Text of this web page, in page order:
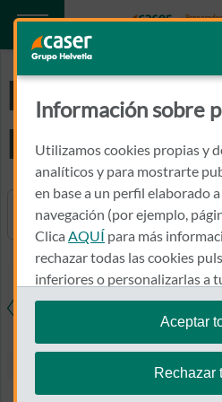
Preguntas
Frecuentes
Buscador
Salud Hogar
Información sobre
Utilizamos cookies propias y
analíticos y para mostrarte
en base a un perfil elaborado
navegación (por ejemplo,
Clica AQUÍ para más
rechazar todas las cookies
inferiores o personalizarlas a
en"configurar cookies".
Te recordamos que puedes
cookies en cualquier momento
Aceptar
Rechazar